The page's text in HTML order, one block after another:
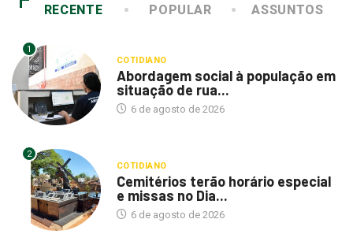
RECENTE POPULAR ASSUNTOS
1
COTIDIANO
Abordagem social à população em
situação de rua...
6 de agosto de 2026
2
COTIDIANO
Cemitérios terão horário especial
e missas no Dia...
6 de agosto de 2026